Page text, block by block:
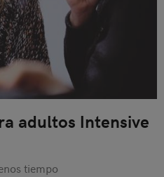
adultos Intensive
tiempo